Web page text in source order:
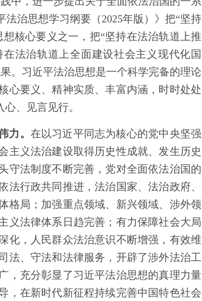
治思想学习纲要（2025年版）》把“坚持
核心要义之一，把“坚持在法治轨道上推
法治轨道上全面建设社会主义现代化国
。习近平法治思想是一个科学完备的理论
心要义、精神实质、丰富内涵，时时处处
、见言见行。
力。 在以习近平同志为核心的党中央坚强
主义法治建设取得历史性成就、发生历史
守法制度不断完善，党对全面依法治国的
行政共同推进，法治国家、法治政府、
格局；加强重点领域、新兴领域、涉外领
义法律体系日趋完善；有力保障社会大局
化，人民群众法治意识不断增强，有效维
法、守法和法律服务，开辟了涉外法治工
，充分彰显了习近平法治思想的真理力量
，在新时代新征程持续完善中国特色社会